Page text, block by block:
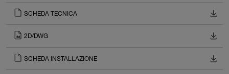
SCHEDA TECNICA
2D/DWG
SCHEDA INSTALLAZIONE